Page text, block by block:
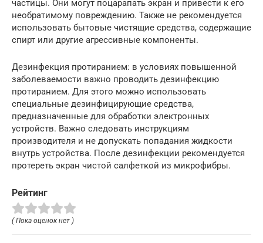
частицы. Они могут поцарапать экран и привести к его
необратимому повреждению. Также не рекомендуется
использовать бытовые чистящие средства, содержащие
спирт или другие агрессивные компоненты.
Дезинфекция протиранием: в условиях повышенной
заболеваемости важно проводить дезинфекцию
протиранием. Для этого можно использовать
специальные дезинфицирующие средства,
предназначенные для обработки электронных
устройств. Важно следовать инструкциям
производителя и не допускать попадания жидкости
внутрь устройства. После дезинфекции рекомендуется
протереть экран чистой салфеткой из микрофибры.
Рейтинг
( Пока оценок нет )